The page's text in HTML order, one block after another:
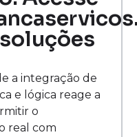
a integração de
e lógica reage a
o
real com